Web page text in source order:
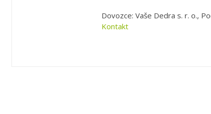
Dovozce: Vaše Dedra s. r. o.,
Kontakt